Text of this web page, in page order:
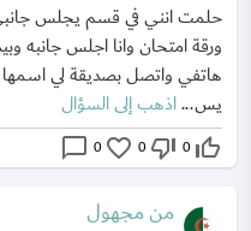
حلمت انني في قسم يجلس
ورقة امتحان وانا اجلس
هاتفي واتصل بصديقة لي
يس...اذهب إلى السؤال
thumb_up_off_alt
0
thumb_down_off_alt
0
favorite_border
0
chat_bubble_outline
من مجهول